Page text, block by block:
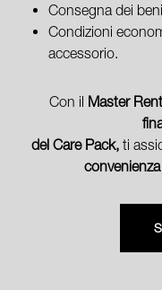
Consegna dei
Condizioni
accessorio.
Con il Master
del Care Pack,ti
convenienza